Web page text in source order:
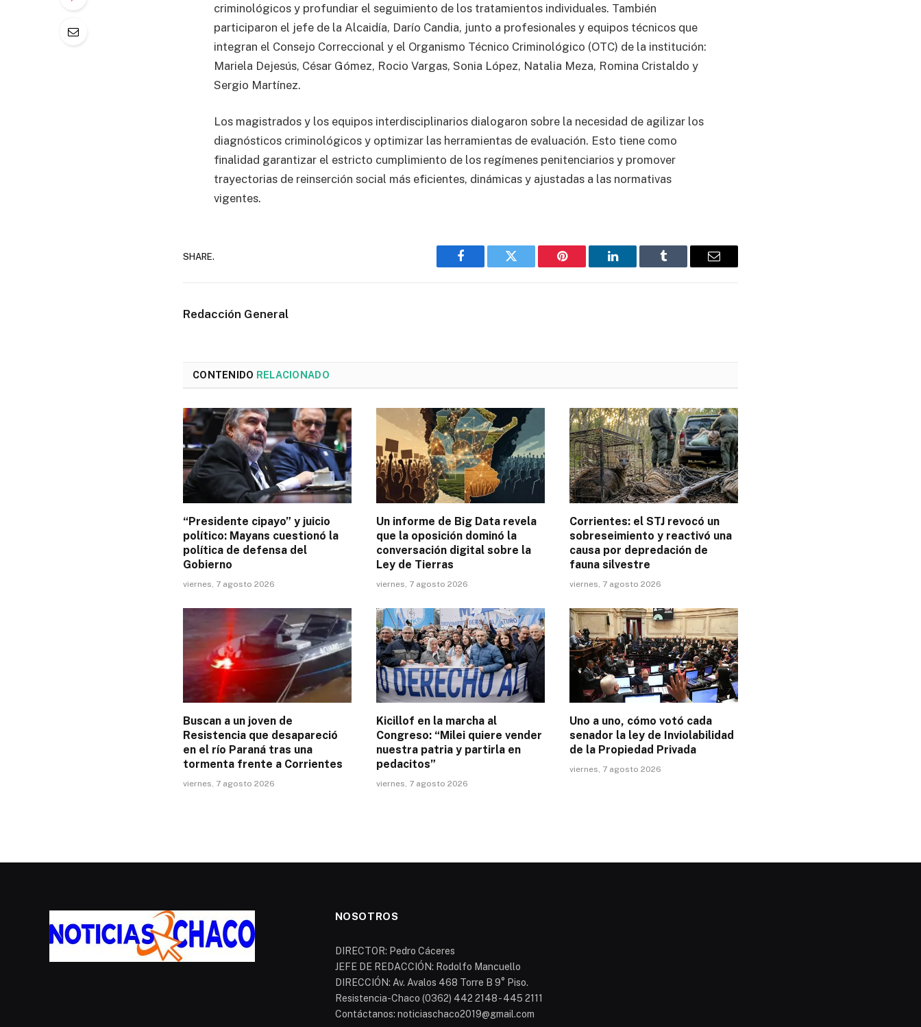
criminológicos y profundiar el seguimiento de los tratamientos individuales. También
participaron el jefe de la Alcaidía, Darío Candia, junto a profesionales y equipos técnicos que
integran el Consejo Correccional y el Organismo Técnico Criminológico (OTC) de la institución:
Mariela Dejesús, César Gómez, Rocio Vargas, Sonia López, Natalia Meza, Romina Cristaldo y
Sergio Martínez.
Los magistrados y los equipos interdisciplinarios dialogaron sobre la necesidad de agilizar los
diagnósticos criminológicos y optimizar las herramientas de evaluación. Esto tiene como
finalidad garantizar el estricto cumplimiento de los regímenes penitenciarios y promover
trayectorias de reinserción social más eficientes, dinámicas y ajustadas a las normativas
vigentes.
SHARE.
Facebook Twitter Pinterest LinkedIn Tumblr Email
Redacción General
CONTENIDO RELACIONADO
“Presidente cipayo” y juicio
político: Mayans cuestionó la
política de defensa del
Gobierno
viernes, 7 agosto 2026
Un informe de Big Data revela
que la oposición dominó la
conversación digital sobre la
Ley de Tierras
viernes, 7 agosto 2026
Corrientes: el STJ revocó un
sobreseimiento y reactivó una
causa por depredación de
fauna silvestre
viernes, 7 agosto 2026
Buscan a un joven de
Resistencia que desapareció
en el río Paraná tras una
tormenta frente a Corrientes
viernes, 7 agosto 2026
Kicillof en la marcha al
Congreso: “Milei quiere vender
nuestra patria y partirla en
pedacitos”
viernes, 7 agosto 2026
Uno a uno, cómo votó cada
senador la ley de Inviolabilidad
de la Propiedad Privada
viernes, 7 agosto 2026
NOSOTROS
DIRECTOR: Pedro Cáceres
JEFE DE REDACCIÓN: Rodolfo Mancuello
DIRECCIÓN: Av. Avalos 468 Torre B 9° Piso.
Resistencia-Chaco (0362) 442 2148 - 445 2111
Contáctanos: noticiaschaco2019@gmail.com